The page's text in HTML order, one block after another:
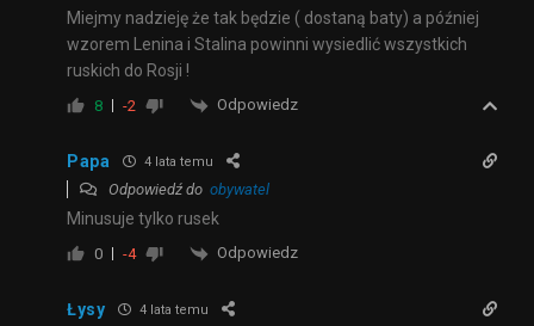
Miejmy nadzieję że tak będzie ( dostaną baty) a później
wzorem Lenina i Stalina powinni wysiedlić wszystkich
ruskich do Rosji !
8 -2 Odpowiedz
Papa 4 lata temu
Odpowiedź do obywatel
Minusuje tylko rusek
0 -4 Odpowiedz
Łysy 4 lata temu